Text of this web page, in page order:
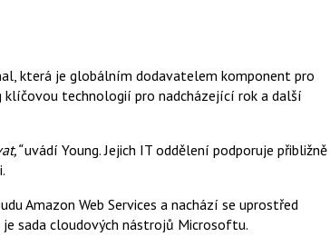
která je globálním dodavatelem komponent pro
technologií pro nadcházející rok a další
uvádí Young. Jejich IT oddělení podporuje přibližně
Amazon Web Services a nachází se uprostřed
sada cloudových nástrojů Microsoftu.